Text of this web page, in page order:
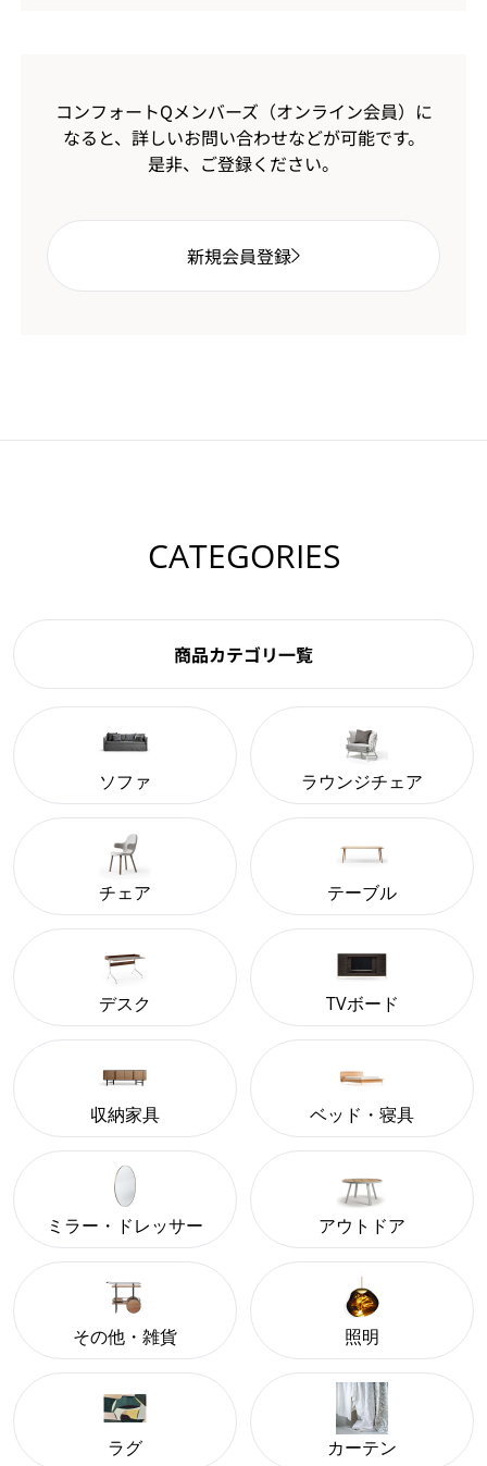
コンフォートQメンバーズ（オンライン会員）に
なると、 詳しいお問い合わせなどが可能です。
是非、ご登録ください。
新規会員登録
CATEGORIES
商品カテゴリ一覧
ソファ ラウンジチェア
チェア テーブル
デスク TVボード
収納家具 ベッド・寝具
ミラー・ドレッサー アウトドア
その他・雑貨 照明
ラグ カーテン